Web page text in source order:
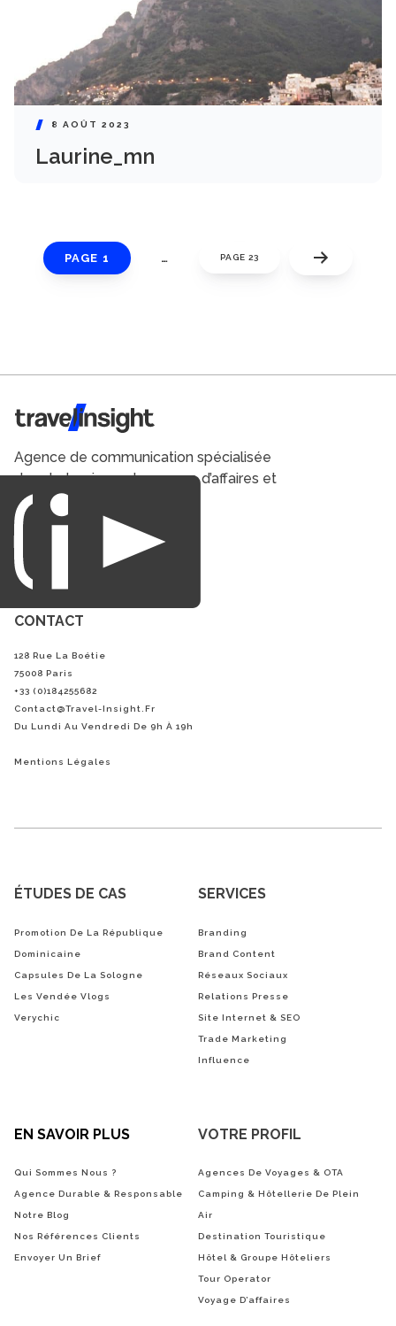
8 AOÛT 2023
Laurine_mn
PAGE 1 … PAGE 23
Travel Insight
Agence de communication spécialisée
dans le tourisme du voyage d’affaires et
du loisirs.
CONTACT
128 Rue La Boétie
75008 Paris
+33 (0)184255682
Contact@Travel-Insight.fr
Du Lundi Au Vendredi De 9h À 19h
Mentions Légales
ÉTUDES DE CAS
Promotion De La République
Dominicaine
Capsules De La Sologne
Les Vendée Vlogs
Verychic
SERVICES
Branding
Brand Content
Réseaux Sociaux
Relations Presse
Site Internet & SEO
Trade Marketing
Influence
EN SAVOIR PLUS
Qui Sommes Nous ?
Agence Durable & Responsable
Notre Blog
Nos Références Clients
Envoyer Un Brief
VOTRE PROFIL
Agences De Voyages & OTA
Camping & Hôtellerie De Plein
Air
Destination Touristique
Hôtel & Groupe Hôteliers
Tour Operator
Voyage D’affaires